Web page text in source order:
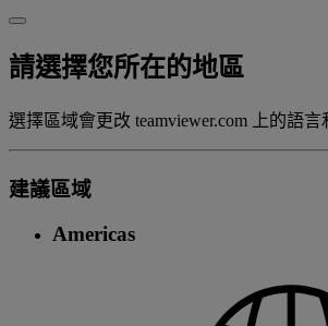
請選擇您所在的地區
選擇區域會更改 teamviewer.com 上的語言
建議區域
Americas